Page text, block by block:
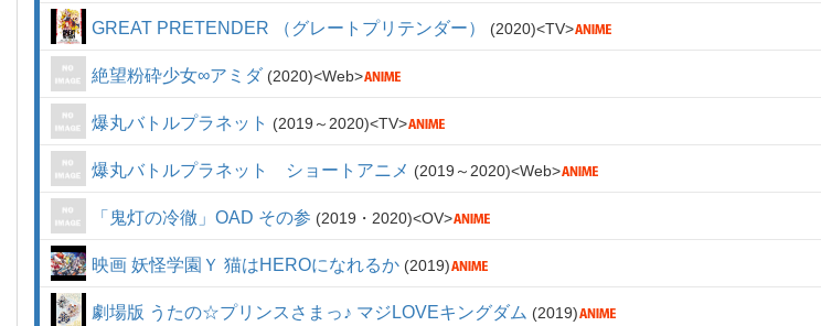
GREAT PRETENDER （グレートプリテンダー） 2020 TV
絶望粉砕少女∞アミダ 2020 Web
爆丸バトルプラネット 2019～2020 TV
爆丸バトルプラネット ショートアニメ 2019～2020 Web
「鬼灯の冷徹」OAD その参 2019・2020 OV
映画 妖怪学園Ｙ 猫はHEROになれるか 2019
劇場版 うたの☆プリンスさまっ♪ マジLOVEキングダム 2019